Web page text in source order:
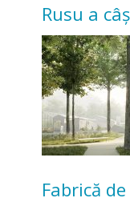
Rusu a
Fabrică